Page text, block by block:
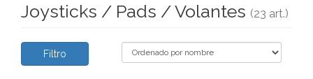
Joysticks / Pads / Volantes (23 art.)
Filtro